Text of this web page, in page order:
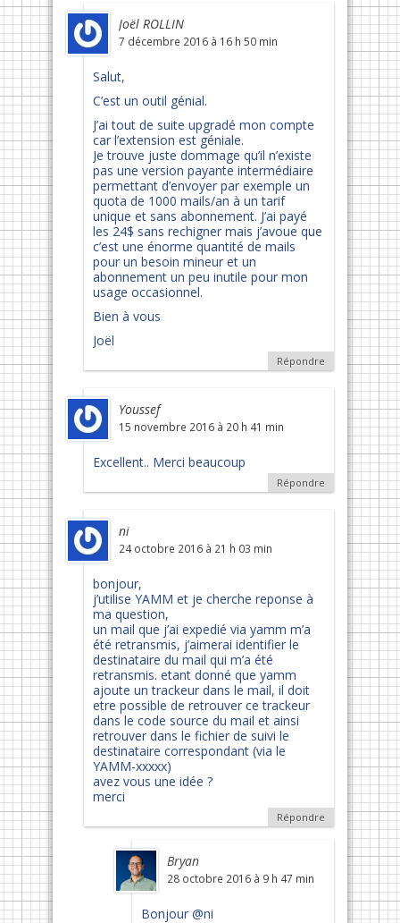
Joël ROLLIN
7 décembre 2016 à 16 h 50 min
Salut,
C’est un outil génial.
J’ai tout de suite upgradé mon compte
car l’extension est géniale.
Je trouve juste dommage qu’il n’existe
pas une version payante intermédiaire
permettant d’envoyer par exemple un
quota de 1000 mails/an à un tarif
unique et sans abonnement. J’ai payé
les 24$ sans rechigner mais j’avoue que
c’est une énorme quantité de mails
pour un besoin mineur et un
abonnement un peu inutile pour mon
usage occasionnel.
Bien à vous
Joël
Répondre
Youssef
15 novembre 2016 à 20 h 41 min
Excellent.. Merci beaucoup
Répondre
ni
24 octobre 2016 à 21 h 03 min
bonjour,
j’utilise YAMM et je cherche reponse à
ma question,
un mail que j’ai expedié via yamm m’a
été retransmis, j’aimerai identifier le
destinataire du mail qui m’a été
retransmis. etant donné que yamm
ajoute un trackeur dans le mail, il doit
etre possible de retrouver ce trackeur
dans le code source du mail et ainsi
retrouver dans le fichier de suivi le
destinataire correspondant (via le
YAMM-xxxxx)
avez vous une idée ?
merci
Répondre
Bryan
28 octobre 2016 à 9 h 47 min
Bonjour @ni